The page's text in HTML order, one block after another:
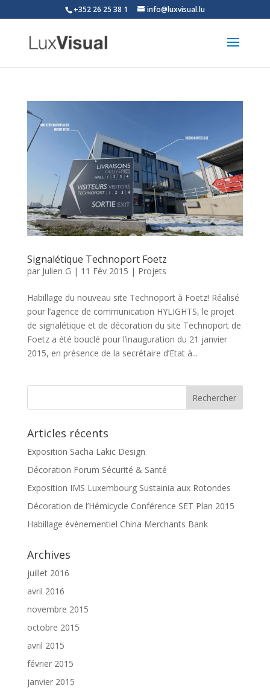
+352 26 25 38 1 info@luxvisual.lu
Signalétique Technoport Foetz
par Julien G | 11 Fév 2015 | Projets
Habillage du nouveau site Technoport à Foetz! Réalisé
pour l’agence de communication HYLIGHTS, le projet
de signalétique et de décoration du site Technoport de
Foetz a été bouclé pour l’inauguration du 21 janvier
2015, en présence de la secrétaire d’Etat à...
Articles récents
Exposition Sacha Lakic Design
Décoration Forum Sécurité & Santé
Exposition IMS Luxembourg Sustainia aux Rotondes
Décoration de l’Hémicycle Conférence SET Plan 2015
Habillage évènementiel China Merchants Bank
Archives
juillet 2016
avril 2016
novembre 2015
octobre 2015
avril 2015
février 2015
janvier 2015